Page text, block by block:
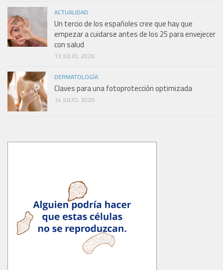
ACTUALIDAD
Un tercio de los españoles cree que hay que
empezar a cuidarse antes de los 25 para envejecer
con salud
13 JULIO, 2026
DERMATOLOGÍA
Claves para una fotoprotección optimizada
14 JULIO, 2026